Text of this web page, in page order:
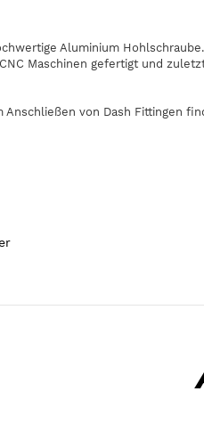
Aluminium Hohlschraube.
Maschinen gefertigt und
Anschließen von Dash Fittingen